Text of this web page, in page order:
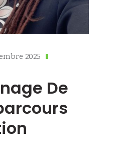
2025
De